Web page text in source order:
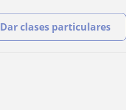
Dar clases particulares